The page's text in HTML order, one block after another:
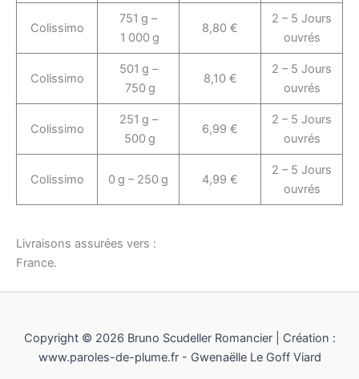
Colissimo
751 g –
1 000 g
8,80 €
2 – 5 Jours
ouvrés
Colissimo
501 g –
750 g
8,10 €
2 – 5 Jours
ouvrés
Colissimo
251 g –
500 g
6,99 €
2 – 5 Jours
ouvrés
Colissimo 0 g – 250 g 4,99 €
2 – 5 Jours
ouvrés
Livraisons assurées vers :
France.
Copyright © 2026 Bruno Scudeller Romancier | Création :
www.paroles-de-plume.fr - Gwenaëlle Le Goff Viard